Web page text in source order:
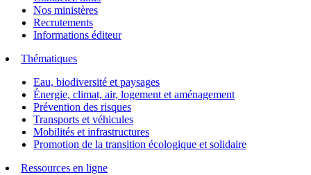
Nos ministères
Recrutements
Informations éditeur
Thématiques
Eau, biodiversité et paysages
Énergie, climat, air, logement et aménagement
Prévention des risques
Transports et véhicules
Mobilités et infrastructures
Promotion de la transition écologique et solidaire
Ressources en ligne